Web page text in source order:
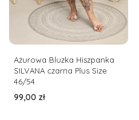
Ażurowa Bluzka Hiszpanka
SILVANA czarna Plus Size
46/54
Cena
99,00 zł